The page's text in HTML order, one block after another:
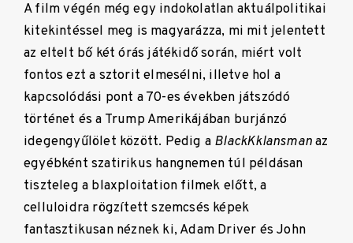
A film végén még egy indokolatlan aktuálpolitikai
kitekintéssel meg is magyarázza, mi mit jelentett
az eltelt bő két órás játékidő során, miért volt
fontos ezt a sztorit elmesélni, illetve hol a
kapcsolódási pont a 70-es években játszódó
történet és a Trump Amerikájában burjánzó
idegengyűlölet között. Pedig a BlackKklansmanaz
egyébként szatirikus hangnemen túl példásan
tiszteleg a blaxploitation filmek előtt, a
celluloidra rögzített szemcsés képek
fantasztikusan néznek ki, Adam Driver és John